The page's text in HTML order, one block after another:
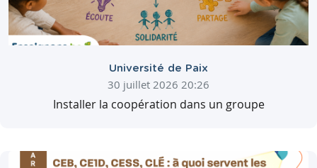
Université de Paix
30 juillet 2026 20:26
Installer la coopération dans un groupe